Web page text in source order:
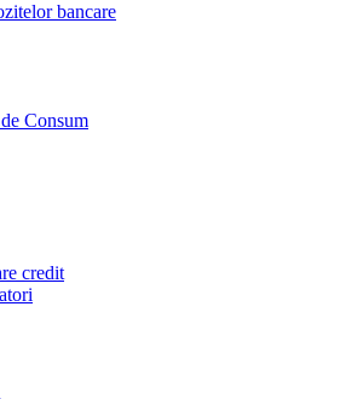
bancare
Consum
credit